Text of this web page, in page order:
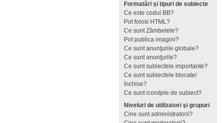
Formatări şi tipuri de subiecte
Ce este codul BB?
Pot folosi HTML?
Ce sunt Zâmbetele?
Pot publica imagini?
Ce sunt anunţurile globale?
Ce sunt anunţurile?
Ce sunt subiectele importante?
Ce sunt subiectele blocate/
închise?
Ce sunt iconiţele de subiect?
Niveluri de utilizatori şi grupuri
Cine sunt administratorii?